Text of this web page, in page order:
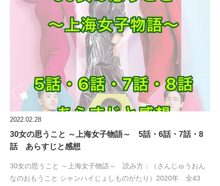
2022.02.28
30女の思うこと ～上海女子物語～ 5話・6話・7話・8
話 あらすじと感想
30女の思うこと ～上海女子物語～ 読み方：（さんじゅうおん
なのおもうこと シャンハイじょしものがたり）2020年 全43